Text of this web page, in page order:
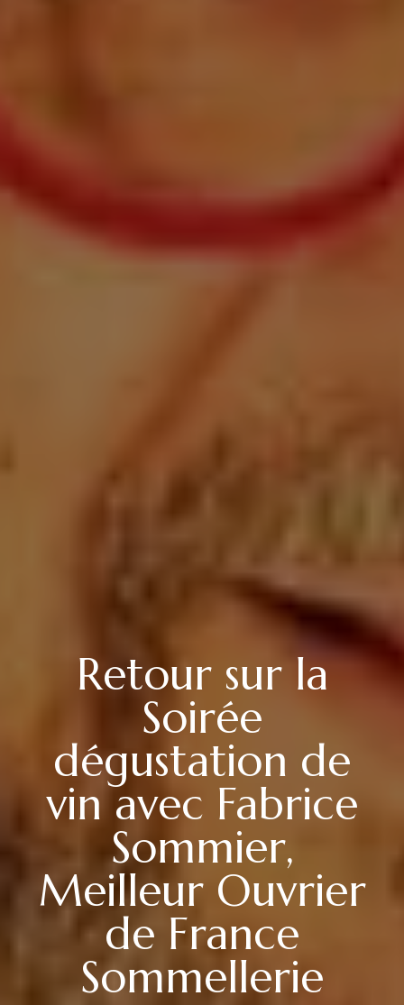
Retour sur la
Soirée
dégustation de
vin avec Fabrice
Sommier,
Meilleur Ouvrier
de France
Sommellerie